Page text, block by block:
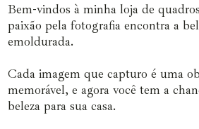
Bem-vindos à minha loja de
paixão pela fotografia encontra a
emoldurada.
Cada imagem que capturo é uma
memorável, e agora você tem a
beleza para sua casa.